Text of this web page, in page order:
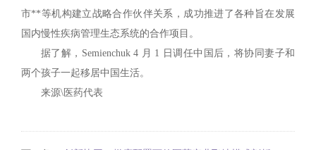
市**等机构建立战略合作伙伴关系，成功推进了各种旨在发展
国内慢性疾病管理生态系统的合作项目。
据了解，Semienchuk 4 月 1 日调任中国后，将协同妻子和
两个孩子一起移居中国生活。
来源\医药代表